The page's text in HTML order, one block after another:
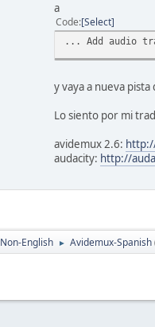
a
Code Select
... Add audio
y vaya a nueva pista
Lo siento por mi
avidemux 2.6:
audacity: http://
Non-English ► Avidemux-Spanish